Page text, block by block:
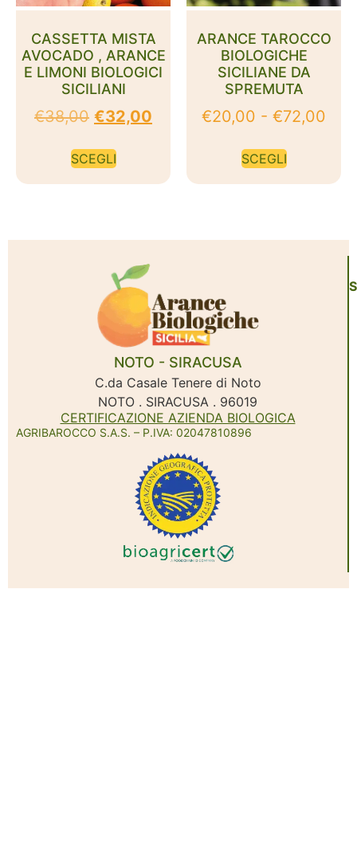
CASSETTA MISTA
AVOCADO , ARANCE
E LIMONI BIOLOGICI
SICILIANI
€38,00 €32,00
SCEGLI
ARANCE TAROCCO
BIOLOGICHE
SICILIANE DA
SPREMUTA
€20,00 - €72,00
SCEGLI
NOTO - SIRACUSA
C.da Casale Tenere di Noto
NOTO . SIRACUSA . 96019
CERTIFICAZIONE AZIENDA BIOLOGICA
AGRIBAROCCO S.A.S. – P.IVA: 02047810896